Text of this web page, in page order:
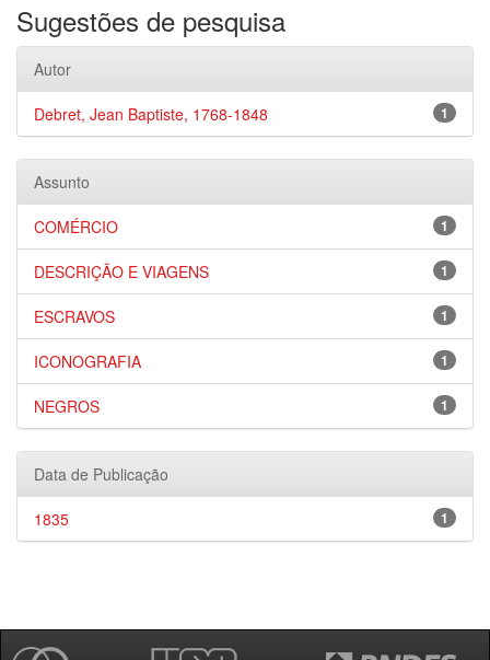
Sugestões de pesquisa
Autor
1
Debret, Jean Baptiste, 1768-1848
Assunto
1
COMÉRCIO
1
DESCRIÇÃO E VIAGENS
1
ESCRAVOS
1
ICONOGRAFIA
1
NEGROS
Data de Publicação
1
1835